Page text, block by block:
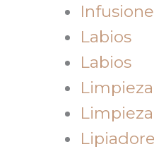
Labios
Labios